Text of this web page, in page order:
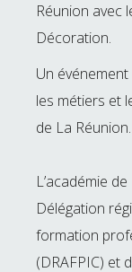
Réunion avec
Décoration.
Un
les métiers et
de La Réunion.
L’académie
Délégation
formation
(DRAFPIC) et